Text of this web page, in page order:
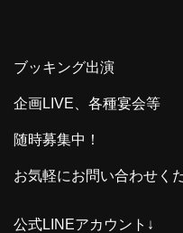
ブッキング出演
企画LIVE、各種宴会等
随時募集中！
お気軽にお問い合わせく
公式LINEアカウント↓